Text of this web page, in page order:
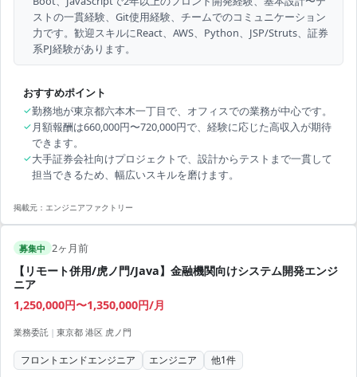
ストの一貫経験、Git使用経験、チームでのコミュニケーション
力です。歓迎スキルにReact、AWS、Python、JSP/Struts、証券
系PJ経験があります。
おすすめポイント
✓勤務地が東京都六本木一丁目で、オフィスでの業務が中心です。
✓月額報酬は660,000円〜720,000円で、経験に応じた高収入が期待
できます。
✓大手証券会社向けプロジェクトで、設計からテストまで一貫して
担当できるため、幅広いスキルを磨けます。
掲載元： エンジニアファクトリー
募集中 2ヶ月前
【リモート併用/虎ノ門/Java】金融機関向けシステム開発エンジ
ニア
1,250,000円〜1,350,000円/月
業務委託 | 東京都 港区 虎ノ門
フロントエンドエンジニア エンジニア 他1件